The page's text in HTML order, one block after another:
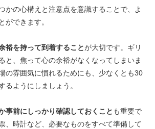
かの心構えと注意点を意識することで、よ
ができます。
裕を持って到着することが大切です。ギリ
と、焦って心の余裕がなくなってしまいま
の雰囲気に慣れるためにも、少なくとも30
るようにしましょう。
事前にしっかり確認しておくこと も重要で
、時計など、必要なものをすべて準備して